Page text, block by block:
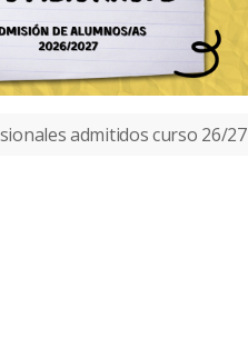
admitidos curso 26/27